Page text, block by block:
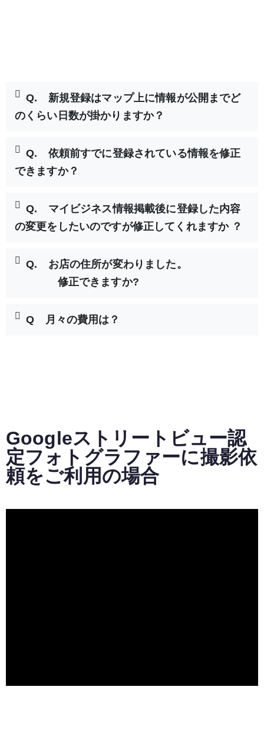
Q. 新規登録はマップ上に情報が公開までど
のくらい日数が掛かりますか？
Q. 依頼前すでに登録されている情報を修正
できますか？
Q. マイビジネス情報掲載後に登録した内容
の変更をしたいのですが修正してくれますか ？
Q. お店の住所が変わりました。
修正できますか?
Q 月々の費用は？
Googleストリートビュー認
定フォトグラファーに撮影依
頼をご利用の場合